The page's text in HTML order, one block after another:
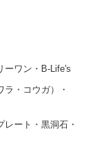
ーワン・B-Life's
・コウガ）・
・黒洞石・